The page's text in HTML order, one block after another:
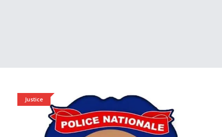
Justice